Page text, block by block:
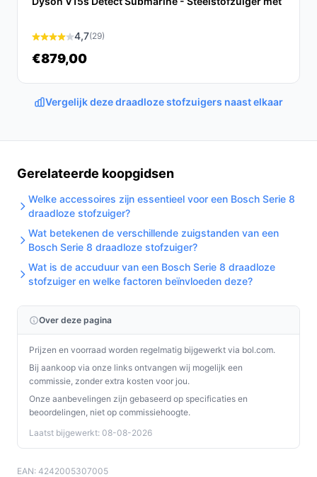
krachtige prestaties en gebruiksgemak is het een
schoonmaakresultaten.
Ontdek alle specificaties en vergelijk prijzen op
4,7(29)
€879,00
Vergelijk deze draadloze stofzuigers naast elkaar
Gerelateerde koopgidsen
Welke accessoires zijn essentieel voor een Bosch Serie 8
draadloze stofzuiger?
Wat betekenen de verschillende zuigstanden van een
Bosch Serie 8 draadloze stofzuiger?
Wat is de accuduur van een Bosch Serie 8 draadloze
stofzuiger en welke factoren beïnvloeden deze?
Over deze pagina
Prijzen en voorraad worden regelmatig bijgewerkt via bol.com.
Bij aankoop via onze links ontvangen wij mogelijk een
commissie, zonder extra kosten voor jou.
Onze aanbevelingen zijn gebaseerd op specificaties en
beoordelingen, niet op commissiehoogte.
Laatst bijgewerkt: 08-08-2026
EAN: 4242005307005